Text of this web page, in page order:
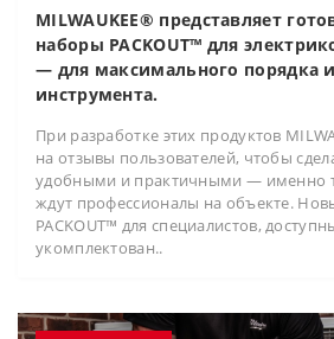
MILWAUKEE® представляет
наборы PACKOUT™ для
— для максимального порядка
инструмента.
При разработке этих продуктов
на отзывы пользователей, чтобы
удобными и практичными — именно
ждут профессионалы на объекте.
PACKOUT™ для специалистов,
укомплектован..